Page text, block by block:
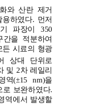
와 산란 제거
하였다. 먼저
파장이 350
을 적분하여
든 시료의 형광
상대 단위로
및 2차 레일리
역(±15 nm)을
로 보완하였다.
역에서 발생할